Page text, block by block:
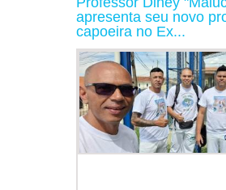
apresenta seu novo
capoeira no Ex...